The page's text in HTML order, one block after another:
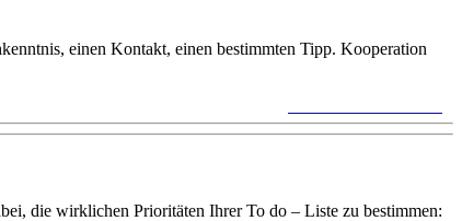
einen Kontakt, einen bestimmten Tipp. Kooperation
die wirklichen Prioritäten Ihrer To do – Liste zu bestimmen: